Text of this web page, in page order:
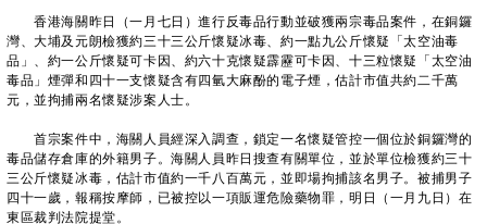
香港海關昨日（一月七日）進行反毒品行動並破獲兩宗毒品案件，在銅鑼
灣、大埔及元朗檢獲約三十三公斤懷疑冰毒、約一點九公斤懷疑「太空油毒
品」、約一公斤懷疑可卡因、約六十克懷疑霹靂可卡因、十三粒懷疑「太空油
毒品」煙彈和四十一支懷疑含有四氫大麻酚的電子煙，估計市值共約二千萬
元，並拘捕兩名懷疑涉案人士。
首宗案件中，海關人員經深入調查，鎖定一名懷疑管控一個位於銅鑼灣的
毒品儲存倉庫的外籍男子。海關人員昨日搜查有關單位，並於單位檢獲約三十
三公斤懷疑冰毒，估計市值約一千八百萬元，並即場拘捕該名男子。被捕男子
四十一歲，報稱按摩師，已被控以一項販運危險藥物罪，明日（一月九日）在
東區裁判法院提堂。